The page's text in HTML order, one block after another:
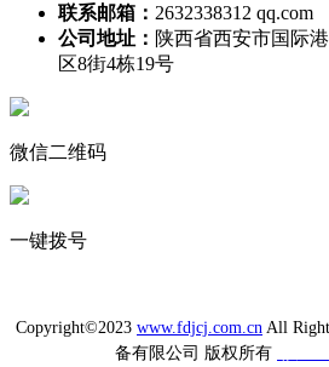
联系邮箱： 2632338312 qq.com
公司地址： 陕西省西安市国际
区8街4栋19号
微信二维码
一键拨号
Copyright©2023 www.fdjcj.com.cn All
备有限公司 版权所有